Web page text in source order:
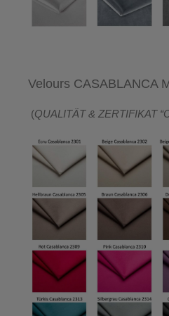
Velours CASABLANCA
(QUALITÄT & ZERTIFIKAT